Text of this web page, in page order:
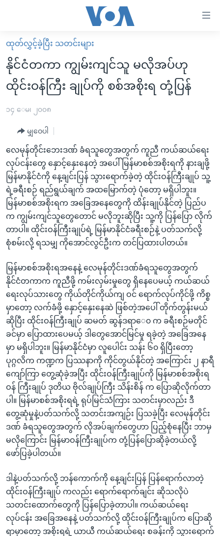
လွယ်ကူ
စေ
သည့်
Link
များ
အကြောင်းအရာ
ကျော်
ကြည့်
ရန်
ပင်မ
စာမျက်နှာ
သို့
ကျော်
ကြည့်
ရှာဖွေ
နေရာ
သို့
ကျော်
မူလစာမျက်နှာ
မြန်မာ
ကမ္ဘာ့သတင်းများ
အစ္စရေး-ပါလက်စတိုင်း
ရပ်ဝန်းတခု လမ်းတခု အလွန်
အင်္ဂလိပ်စာလေ့လာမယ်
အမေရိကန်သုံးအီဒီယံ
မကြေးမုံရဲ့ အင်္ဂလိပ်စာ
ရုပ်ရှင်ထဲက အင်္ဂလိပ်စာ
သုတပဒေသာ အင်္ဂလိပ်စာ
အပတ်စဉ်ကဏ္ဍများ
ရေဒီယို
တီဗွီ
ရေဒီယိုနှင့်ရုပ်သံ အချက်အလက်များ
ရေဒီယို/တီဗွီအစီအစဉ်
Learning English
ဗွီအိုအေ လူမှုကွန်ယက်များ
ဘာသာစကားများ
ထုတ်လွှင့်ခဲ့ပြီး သတင်းများ
နိုင်ငံတကာ ကျွမ်းကျင်သူ မလိုအပ်ဟု
ထိုင်းဝန်ကြီး ချုပ်ကို စစ်အစိုးရ တုံ့ပြန်
၁၄ ေမ၊ ၂၀၀၈
မျှဝေပါ
လေမုန်တိုင်းဘေးဒဏ် ခံရသူတွေအတွက် ကူညီ ကယ်ဆယ်ရေး
လုပ်ငန်းတွေ နှောင့်နှေးနေတဲ့ အပေါ် မြန်မာစစ်အစိုးရကို နားချဖို့
မြန်မာနိုင်ငံကို နေ့ချင်းပြန် သွားရောက်ခဲ့တဲ့ ထိုင်းဝန်ကြီးချုပ် သူ့
ရဲ့ခရီးစဉ် ရည်ရွယ်ချက် အထမြောက်တဲ့ ပုံတော့ မရှိပါဘူး။
မြန်မာစစ်အစိုးရက အခြေအနေတွေကို ထိန်းချုပ်နိုင်တဲ့ ပြည်ပ
က ကျွမ်းကျင်သူတွေတောင် မလိုဘူးဆိုပြီး သူ့ကို ပြန်ပြော လိုက်
တာပါ။ ထိုင်းဝန်ကြီးချုပ်ရဲ့ မြန်မာနိုင်ငံခရီးစဉ်နဲ့ ပတ်သက်လို့
စုံစမ်းလို့ ရသမျှ ကိုအောင်လွင်ဦးက တင်ပြထားပါတယ်။
မြန်မာစစ်အစိုးရအနေနဲ့ လေမုန်တိုင်းဒဏ်ခံရသူတွေအတွက်
နိုင်ငံတကာက ကူညီဖို့ ကမ်းလှမ်းမှုတွေ ရှိနေပေမယ့် ကယ်ဆယ်
ရေးလုပ်သားတွေ ကိုယ်တိုင်ကိုယ်ကျ ဝင် ရောက်လုပ်ကိုင်ဖို့ ကိစ္စ
မှာတော့ လက်ခံဖို့ နှောင့်နှေးနေဆဲ ဖြစ်တဲ့အပေါ် တိုက်တွန်းမယ်
ဆိုပြီး ထိုင်းဝန်ကြီးချုပ် ဆမတ် ဆွန်ဒရာေ၀ က ခရီးစဉ်မတိုင်
ခင်မှာ ပြောထားပေမယ့် ဒါတွေအောင်မြင်မှု ရခဲ့တဲ့ အခြေအနေ
မှာ မရှိပါဘူး။ မြန်မာနိုင်ငံမှာ လူပေါင်း သန်း ၆၀ ရှိပြီးတော့
ပုဂ္ဂလိက ကဏ္ဍက ပြဿနာကို ကိုင်တွယ်နိုင်တဲ့ အကြောင်း ၂ နာရီ
ကျော်ကြာ တွေ့ဆုံခဲ့အပြီး ထိုင်းဝန်ကြီးချုပ်ကို မြန်မာစစ်အစိုးရ
ဝန် ကြီးချုပ် ဒုတိယ ဗိုလ်ချုပ်ကြီး သိန်းစိန် က ပြောဆိုလိုက်တာ
ပါ။ မြန်မာစစ်အစိုးရရဲ့ ရုပ်မြင်သံကြား သတင်းမှာလည်း ဒီ
တွေ့ဆုံမှုနဲ့ပတ်သက်လို့ သတင်းအကျဉ်း ပြသခဲ့ပြီး လေမုန်တိုင်း
ဒဏ် ခံရသူတွေအတွက် လိုအပ်ချက်တွေဟာ ပြည့်စုံနေပြီး ဘာမှ
မလိုကြောင်း မြန်မာဝန်ကြီးချုပ်က တုံ့ပြန်ပြောဆိုခဲ့တယ်လို့
ဖော်ပြခဲ့ပါတယ်။
ဒါနဲ့ပတ်သက်လို့ ဘန်ကောက်ကို နေ့ချင်းပြန် ပြန်ရောက်လာတဲ့
ထိုင်းဝန်ကြီးချုပ် ကလည်း ရောက်ရောက်ချင်း ဆိုသလိုပဲ
သတင်းထောက်တွေကို ပြန်ပြောခဲ့တာပါ။ ကယ်ဆယ်ရေး
လုပ်ငန်း အခြေအနေနဲ့ ပတ်သက်လို့ ထိုင်းဝန်ကြီးချုပ်က ပြောဆို
ရာမှာတော့ အစိုးရရဲ့ ယာယီ ကယ်ဆယ်ရေး စခန်းကို သွားရောက်